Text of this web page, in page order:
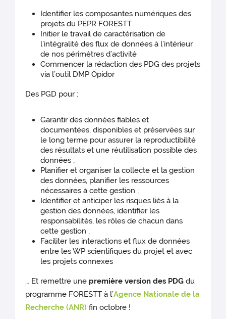
Identifier les composantes numériques des
projets du PEPR FORESTT
Initier le travail de caractérisation de
l’intégralité des flux de données à l’intérieur
de nos périmètres d’activité
Commencer la rédaction des PDG des projets
via l’outil DMP Opidor
Des PGD pour :
Garantir des données fiables et
documentées, disponibles et préservées sur
le long terme pour assurer la reproductibilité
des résultats et une réutilisation possible des
données ;
Planifier et organiser la collecte et la gestion
des données, planifier les ressources
nécessaires à cette gestion ;
Identifier et anticiper les risques liés à la
gestion des données, identifier les
responsabilités, les rôles de chacun dans
cette gestion ;
Faciliter les interactions et flux de données
entre les WP scientifiques du projet et avec
les projets connexes
… Et remettre une première version des PDG du
programme FORESTT à l’Agence Nationale de la
Recherche (ANR) fin octobre !